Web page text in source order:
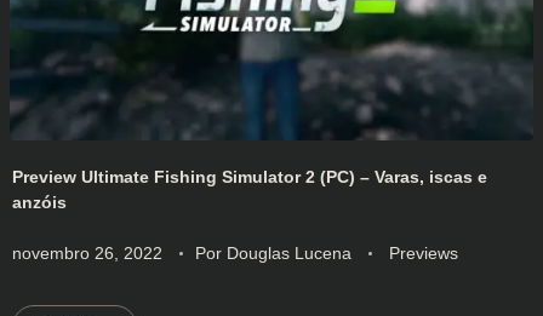
Preview Ultimate Fishing Simulator 2 (PC) – Varas, iscas e
anzóis
novembro 26, 2022 Por Douglas Lucena Previews